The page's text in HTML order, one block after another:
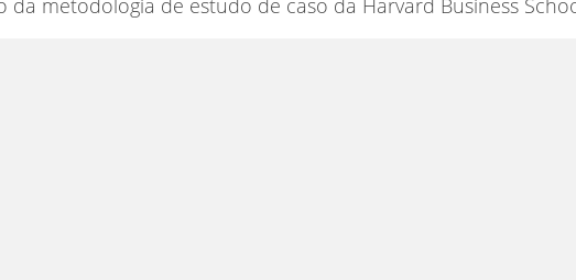
metodologia de estudo de caso da Harvard Business